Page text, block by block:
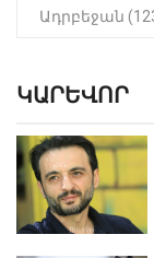
Ադրբեջան
ԿԱՐԵՎՈՐ